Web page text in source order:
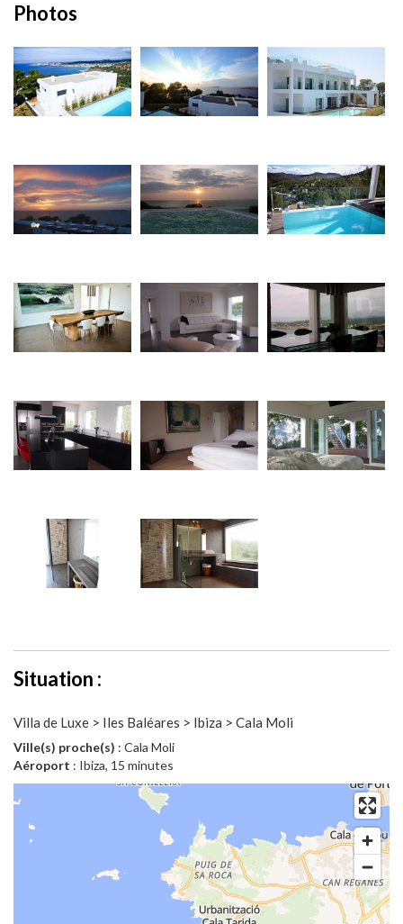
Photos
Situation :
Villa de Luxe > Iles Baléares > Ibiza > Cala Moli
Ville(s) proche(s) : Cala Moli
Aéroport : Ibiza, 15 minutes